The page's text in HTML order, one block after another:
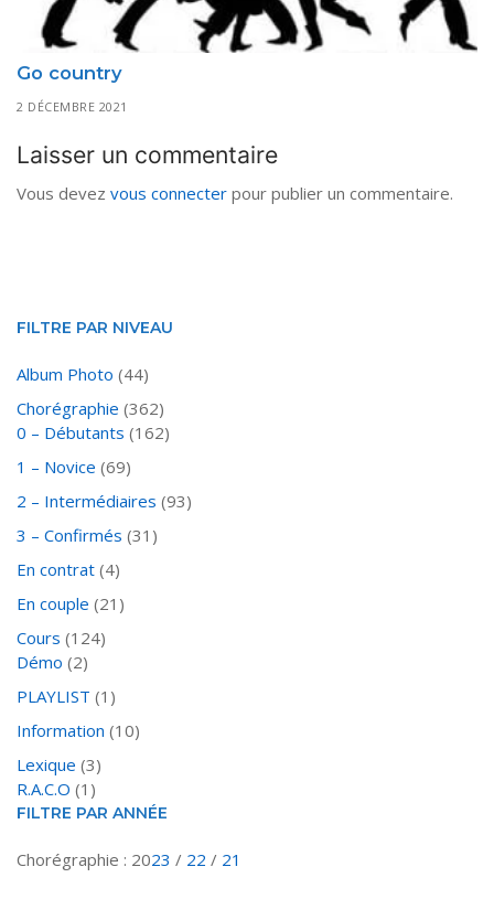
Go country
2 DÉCEMBRE 2021
Laisser un commentaire
Vous devez vous connecter pour publier un commentaire.
FILTRE PAR NIVEAU
Album Photo (44)
Chorégraphie (362)
0 – Débutants (162)
1 – Novice (69)
2 – Intermédiaires (93)
3 – Confirmés (31)
En contrat (4)
En couple (21)
Cours (124)
Démo (2)
PLAYLIST (1)
Information (10)
Lexique (3)
R.A.C.O (1)
FILTRE PAR ANNÉE
Chorégraphie : 2023 / 22 / 21